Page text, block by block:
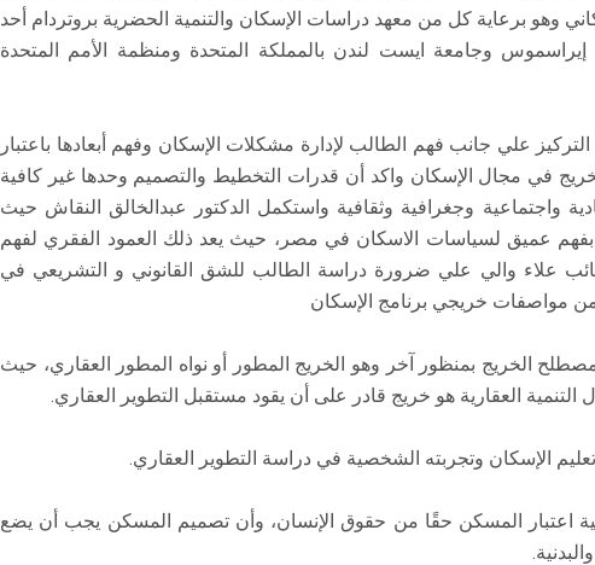
وهو برعاية كل من معهد دراسات الإسكان والتنمية الحضرية بروتردام أحد
إيراسموس وجامعة ايست لندن بالمملكة المتحدة ومنظمة الأمم المتحدة
علي جانب فهم الطالب لإدارة مشكلات الإسكان وفهم أبعادها باعتبار
في مجال الإسكان واكد أن قدرات التخطيط والتصميم وحدها غير كافية
واجتماعية وجغرافية وثقافية واستكمل الدكتور عبدالخالق النقاش حيث
عميق لسياسات الاسكان في مصر، حيث يعد ذلك العمود الفقري لفهم
علاء والي علي ضرورة دراسة الطالب للشق القانوني و التشريعي في
من مواصفات خريجي برنامج الإسكان
الخريج بمنظور آخر وهو الخريج المطور أو نواه المطور العقاري، حيث
العقارية هو خريج قادر على أن يقود مستقبل التطوير العقاري.
الإسكان وتجربته الشخصية في دراسة التطوير العقاري.
اعتبار المسكن حقًا من حقوق الإنسان، وأن تصميم المسكن يجب أن يضع